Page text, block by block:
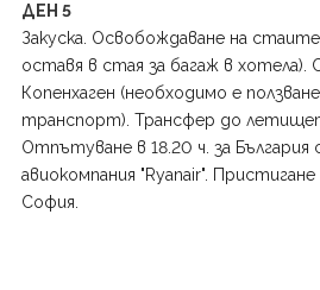
ДЕН 5
Закуска. Освобождаване на
оставя в стая за багаж в хотела).
Копенхаген (необходимо е
транспорт). Трансфер до
Отпътуване в 18.20 ч. за България
авиокомпания "Ryanair".
София.